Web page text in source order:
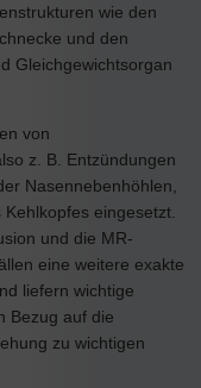
wie den
und den
Gleichgewichtsorgan
von
z. B. Entzündungen
Nasennebenhöhlen,
eingesetzt.
und die MR-
eine weitere exakte
liefern wichtige
Bezug auf die
zu wichtigen